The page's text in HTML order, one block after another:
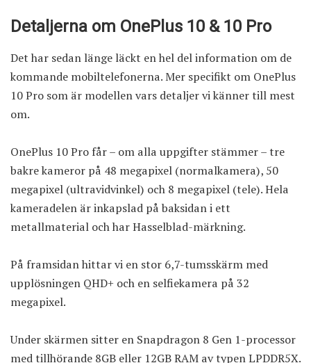
Detaljerna om OnePlus 10 & 10 Pro
Det har sedan länge läckt en hel del information om de
kommande mobiltelefonerna. Mer specifikt om OnePlus
10 Pro som är modellen vars detaljer vi känner till mest
om.
OnePlus 10 Pro får – om alla uppgifter stämmer – tre
bakre kameror på 48 megapixel (normalkamera), 50
megapixel (ultravidvinkel) och 8 megapixel (tele). Hela
kameradelen är inkapslad på baksidan i ett
metallmaterial och har Hasselblad-märkning.
På framsidan hittar vi en stor 6,7-tumsskärm med
upplösningen QHD+ och en selfiekamera på 32
megapixel.
Under skärmen sitter en Snapdragon 8 Gen 1-processor
med tillhörande 8GB eller 12GB RAM av typen LPDDR5X.